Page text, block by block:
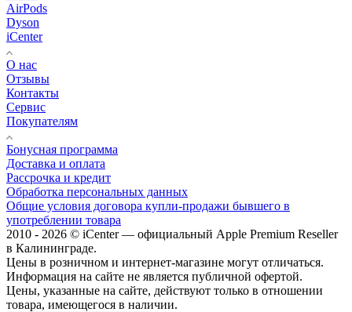
AirPods
Dyson
iCenter
О нас
Отзывы
Контакты
Сервис
Покупателям
Бонусная программа
Доставка и оплата
Рассрочка и кредит
Обработка персональных данных
Общие условия договора купли-продажи бывшего в
употреблении товара
2010 - 2026 © iCenter — официальный Apple Premium Reseller
в Калининграде.
Цены в розничном и интернет-магазине могут отличаться.
Информация на сайте не является публичной офертой.
Цены, указанные на сайте, действуют только в отношении
товара, имеющегося в наличии.